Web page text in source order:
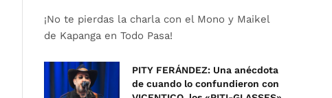
¡No te pierdas la charla con el Mono y Maikel
de Kapanga en Todo Pasa!
PITY FERÁNDEZ: Una anécdota
de cuando lo confundieron con